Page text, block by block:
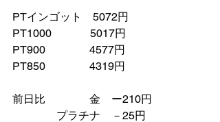
PTインゴット　5072円
PT1000　　　  5017円
PT900　　　　4577円
PT850　　　　4319円
前日比　　　　金　ー210円
プラチナ　－25円